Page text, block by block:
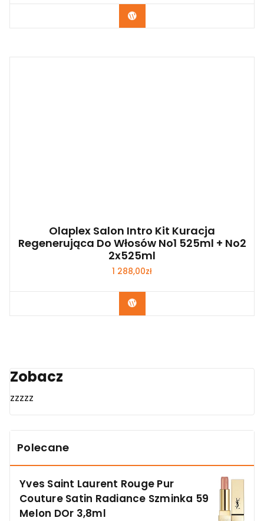
Zobacz
Olaplex Salon Intro Kit Kuracja
Regenerująca Do Włosów No1 525ml + No2
2x525ml
1 288,00zł
Zobacz
Zobacz
zzzzz
Polecane
Yves Saint Laurent Rouge Pur
Couture Satin Radiance Szminka 59
Melon DOr 3,8ml